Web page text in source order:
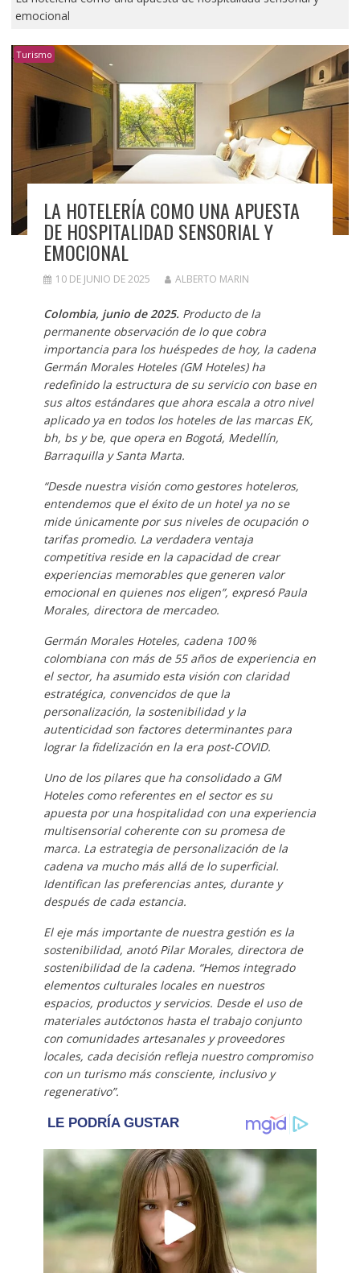
emocional
Turismo
LA HOTELERÍA COMO UNA APUESTA
DE HOSPITALIDAD SENSORIAL Y
EMOCIONAL
10 DE JUNIO DE 2025 ALBERTO MARIN
Colombia, junio de 2025. Producto de la
permanente observación de lo que cobra
importancia para los huéspedes de hoy, la cadena
Germán Morales Hoteles (GM Hoteles) ha
redefinido la estructura de su servicio con base en
sus altos estándares que ahora escala a otro nivel
aplicado ya en todos los hoteles de las marcas EK,
bh, bs y be, que opera en Bogotá, Medellín,
Barraquilla y Santa Marta.
“Desde nuestra visión como gestores hoteleros,
entendemos que el éxito de un hotel ya no se
mide únicamente por sus niveles de ocupación o
tarifas promedio. La verdadera ventaja
competitiva reside en la capacidad de crear
experiencias memorables que generen valor
emocional en quienes nos eligen”, expresó Paula
Morales, directora de mercadeo.
Germán Morales Hoteles, cadena 100 %
colombiana con más de 55 años de experiencia en
el sector, ha asumido esta visión con claridad
estratégica, convencidos de que la
personalización, la sostenibilidad y la
autenticidad son factores determinantes para
lograr la fidelización en la era post-COVID.
Uno de los pilares que ha consolidado a GM
Hoteles como referentes en el sector es su
apuesta por una hospitalidad con una experiencia
multisensorial coherente con su promesa de
marca. La estrategia de personalización de la
cadena va mucho más allá de lo superficial.
Identifican las preferencias antes, durante y
después de cada estancia.
El eje más importante de nuestra gestión es la
sostenibilidad, anotó Pilar Morales, directora de
sostenibilidad de la cadena. “Hemos integrado
elementos culturales locales en nuestros
espacios, productos y servicios. Desde el uso de
materiales autóctonos hasta el trabajo conjunto
con comunidades artesanales y proveedores
locales, cada decisión refleja nuestro compromiso
con un turismo más consciente, inclusivo y
regenerativo”.